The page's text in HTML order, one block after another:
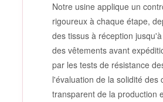
Notre usine applique un
rigoureux à chaque étape,
des tissus à réception
des vêtements avant
par les tests de résistance
l'évaluation de la solidité des
transparent de la production